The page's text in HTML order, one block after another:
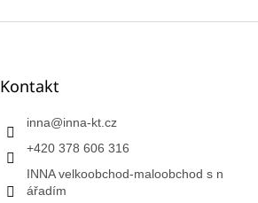
Kontakt
inna@inna-kt.cz
+420 378 606 316
INNA velkoobchod-maloobchod s n
ářadím